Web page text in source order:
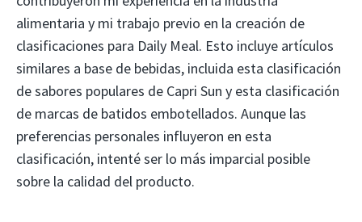
alimentaria y mi trabajo previo en la creación de
clasificaciones para Daily Meal. Esto incluye artículos
similares a base de bebidas, incluida esta clasificación
de sabores populares de Capri Sun y esta clasificación
de marcas de batidos embotellados. Aunque las
preferencias personales influyeron en esta
clasificación, intenté ser lo más imparcial posible
sobre la calidad del producto.